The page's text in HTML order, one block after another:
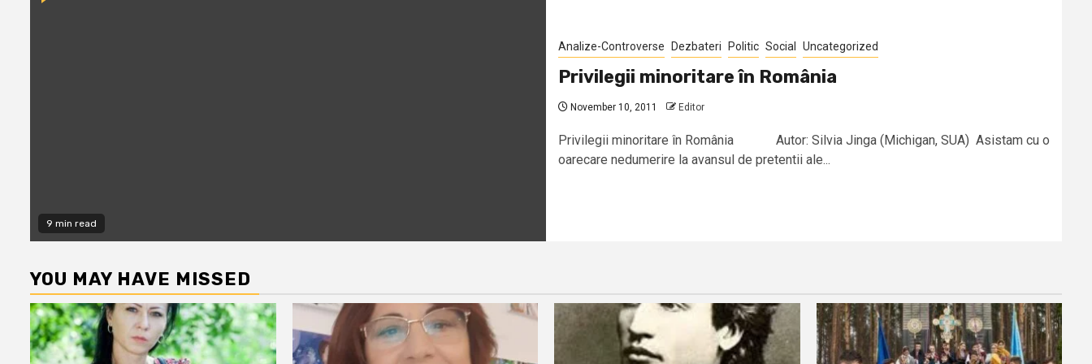
9 min read
Analize-Controverse Dezbateri Politic Social Uncategorized
Privilegii minoritare în România
November 10, 2011 Editor
Privilegii minoritare în România Autor: Silvia Jinga (Michigan, SUA) Asistam cu o
oarecare nedumerire la avansul de pretentii ale...
YOU MAY HAVE MISSED